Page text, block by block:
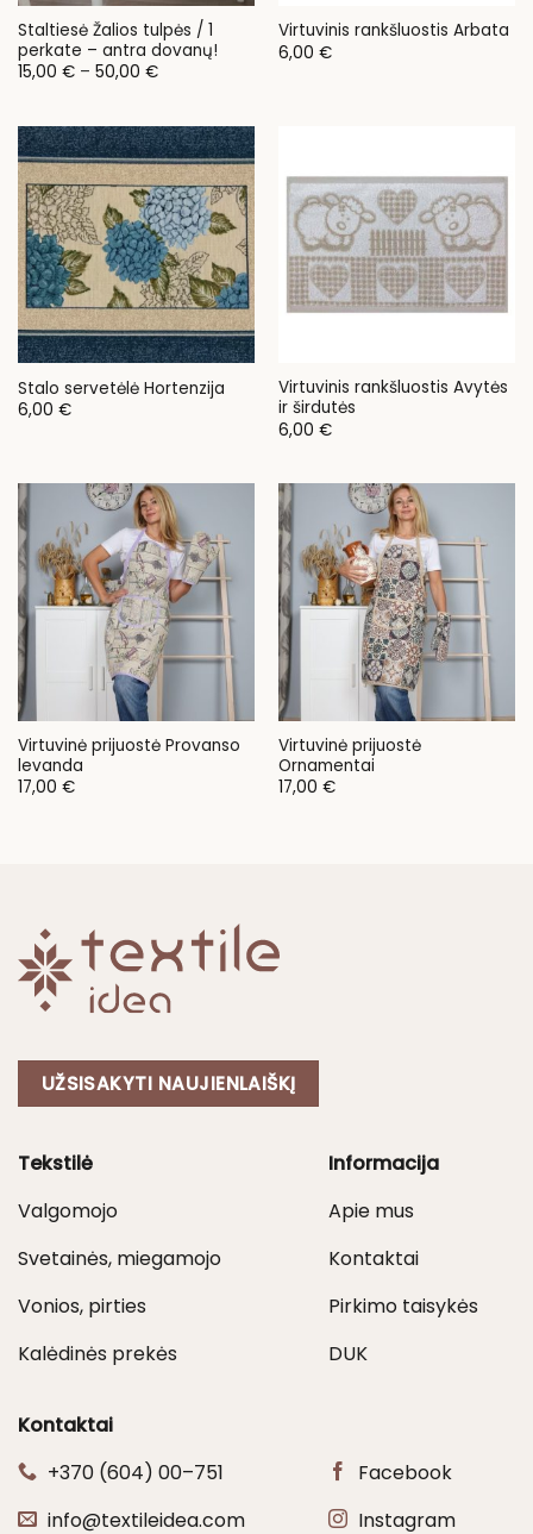
Staltiesė Žalios tulpės / 1
perkate – antra dovanų!
15,00 € – 50,00 €Price
50,00 €
Virtuvinis rankšluostis Arbata
6,00 €
Stalo servetėlė Hortenzija
6,00 €
Virtuvinis rankšluostis Avytės
ir širdutės
6,00 €
Virtuvinė prijuostė Provanso
levanda
17,00 €
Virtuvinė prijuostė
Ornamentai
17,00 €
UŽSISAKYTI NAUJIENLAIŠKĮ
Tekstilė
Valgomojo
Svetainės, miegamojo
Vonios, pirties
Kalėdinės prekės
Informacija
Apie mus
Kontaktai
Pirkimo taisykės
DUK
Kontaktai
+370 (604) 00–751
info@textileidea.com
Facebook
Instagram